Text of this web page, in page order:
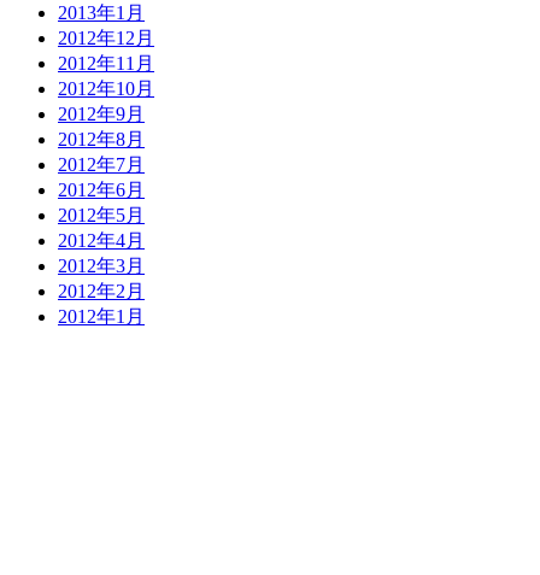
2013年1月
2012年12月
2012年11月
2012年10月
2012年9月
2012年8月
2012年7月
2012年6月
2012年5月
2012年4月
2012年3月
2012年2月
2012年1月